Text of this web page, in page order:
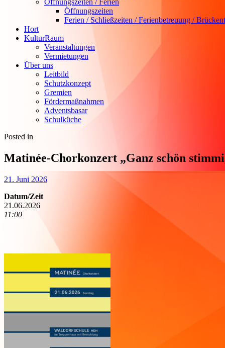
Öffnungszeiten / Ferien
Öffnungszeiten
Ferien / Schließzeiten / Ferienbetreuung /
Hort
KulturRaum
Veranstaltungen
Vermietungen
Über uns
Leitbild
Schutzkonzept
Gremien
Fördermaßnahmen
Adventsbasar
Schulküche
Posted in
Matinée-Chorkonzert „Ganz schön
21. Juni 2026
Datum/Zeit
21.06.2026
11:00